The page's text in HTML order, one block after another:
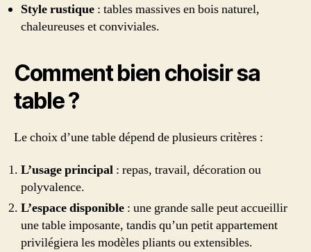
Style rustique : tables massives en bois naturel,
chaleureuses et conviviales.
Comment bien choisir sa
table ?
Le choix d’une table dépend de plusieurs critères :
L’usage principal : repas, travail, décoration ou
polyvalence.
L’espace disponible : une grande salle peut accueillir
une table imposante, tandis qu’un petit appartement
privilégiera les modèles pliants ou extensibles.